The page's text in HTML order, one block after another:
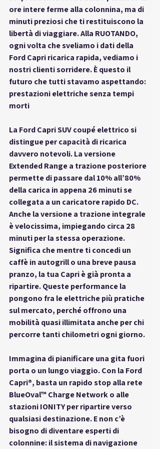
ore intere ferme alla colonnina, ma di
minuti preziosi che ti restituiscono la
libertà di viaggiare. Alla RUOTANDO,
ogni volta che sveliamo i dati della
Ford Capri ricarica rapida, vediamo i
nostri clienti sorridere. È questo il
futuro che tutti stavamo aspettando:
prestazioni elettriche senza tempi
morti
La Ford Capri SUV coupé elettrico si
distingue per capacità di ricarica
davvero notevoli. La versione
Extended Range a trazione posteriore
permette di passare dal 10% all’80%
della carica in appena 26 minuti se
collegata a un caricatore rapido DC.
Anche la versione a trazione integrale
è velocissima, impiegando circa 28
minuti per la stessa operazione.
Significa che mentre ti concedi un
caffè in autogrill o una breve pausa
pranzo, la tua Capri è già pronta a
ripartire. Queste performance la
pongono fra le elettriche più pratiche
sul mercato, perché offrono una
mobilità quasi illimitata anche per chi
percorre tanti chilometri ogni giorno.
Immagina di pianificare una gita fuori
porta o un lungo viaggio. Con la Ford
Capri®, basta un rapido stop alla rete
BlueOval™ Charge Network o alle
stazioni IONITY per ripartire verso
qualsiasi destinazione. E non c’è
bisogno di diventare esperti di
colonnine: il sistema di navigazione